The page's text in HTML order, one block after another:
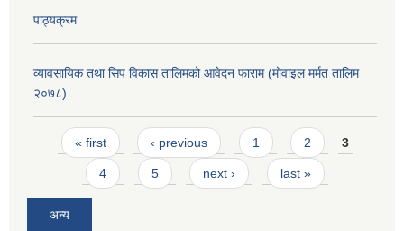
पाठ्यक्रम
व्यावसायिक तथा सिप विकास तालिमको आवेदन फाराम (मोवाइल मर्मत तालिम
२०७८)
Pages
« first ‹ previous 1 2 3
4 5 next › last »
अन्य